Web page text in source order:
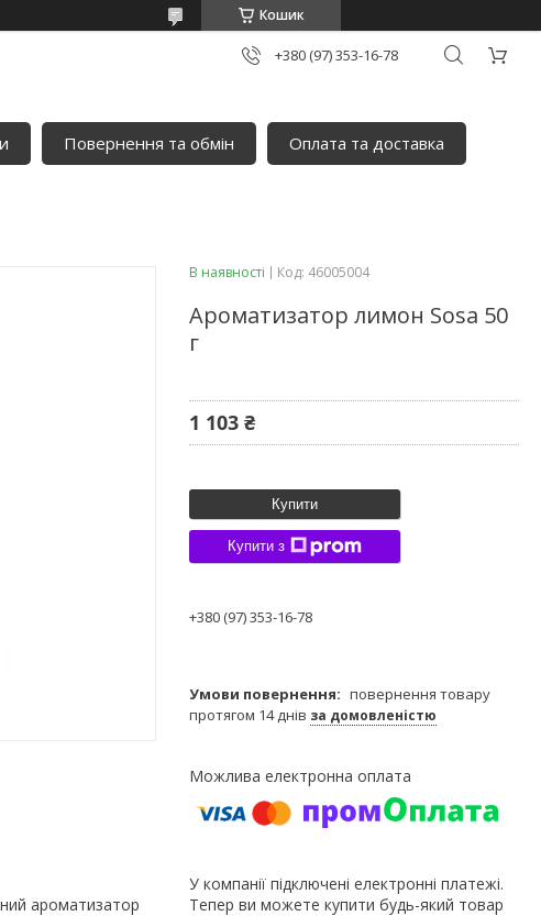
Кошик
+380 (97) 353-16-78
Повернення та обмін Оплата та доставка
ароматизатор
В наявності Код: 46005004
Ароматизатор лимон Sosa 50
г
1 103 ₴
Купити
Купити з
+380 (97) 353-16-78
повернення товару
протягом 14 днів за домовленістю
У компанії підключені електронні платежі.
Тепер ви можете купити будь-який товар